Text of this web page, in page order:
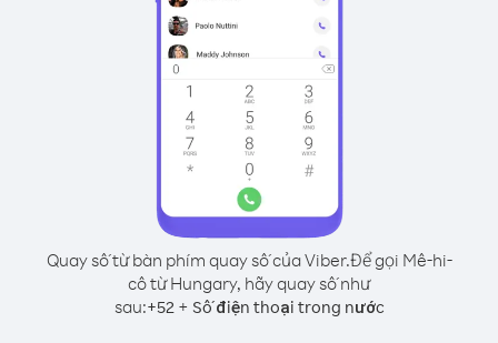
Quay số từ bàn phím quay số của Viber.Để gọi Mê-hi-
cô từ Hungary, hãy quay số như
sau:+52+ Số điện thoại trong nước